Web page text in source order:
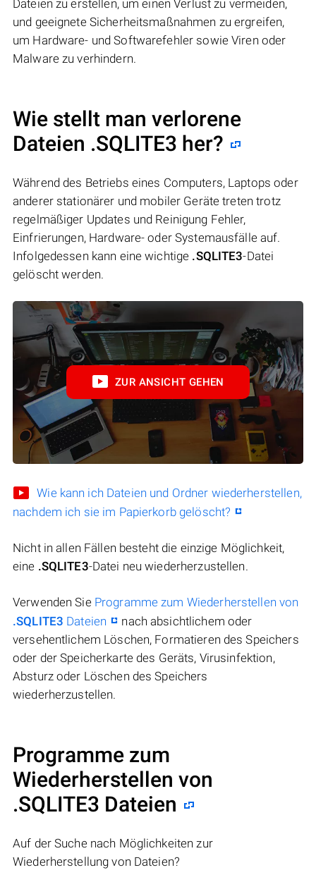
Dateien zu erstellen, um einen Verlust zu vermeiden,
und geeignete Sicherheitsmaßnahmen zu ergreifen,
um Hardware- und Softwarefehler sowie Viren oder
Malware zu verhindern.
Wie stellt man verlorene
Dateien .SQLITE3 her?
Während des Betriebs eines Computers, Laptops oder
anderer stationärer und mobiler Geräte treten trotz
regelmäßiger Updates und Reinigung Fehler,
Einfrierungen, Hardware- oder Systemausfälle auf.
Infolgedessen kann eine wichtige .SQLITE3-Datei
gelöscht werden.
ZUR ANSICHT GEHEN
Wie kann ich Dateien und Ordner wiederherstellen,
nachdem ich sie im Papierkorb gelöscht?
Nicht in allen Fällen besteht die einzige Möglichkeit,
eine .SQLITE3-Datei neu wiederherzustellen.
Verwenden Sie Programme zum Wiederherstellen von
.SQLITE3 Dateien
nach absichtlichem oder
versehentlichem Löschen, Formatieren des Speichers
oder der Speicherkarte des Geräts, Virusinfektion,
Absturz oder Löschen des Speichers
wiederherzustellen.
Programme zum
Wiederherstellen von
.SQLITE3 Dateien
Auf der Suche nach Möglichkeiten zur
Wiederherstellung von Dateien?